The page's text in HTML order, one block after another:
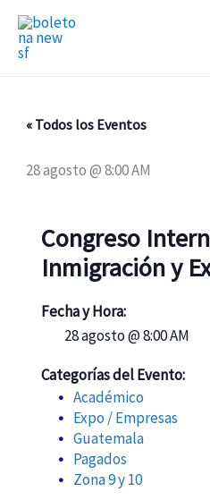
contenido
« Todos los Eventos
28 agosto @ 8:00 AM
Congreso
Inmigración y
Fecha y Hora:
28 agosto @ 8:00 AM
Categorías del Evento:
Académico
Expo / Empresas
Guatemala
Pagados
Zona 9 y 10